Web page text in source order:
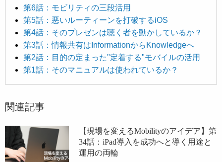
第6話：モビリティの三段活用
第5話：悪いルーティーンを打破するiOS
第4話：そのプレゼンは聴く者を動かしているか？
第3話：情報共有はInformationからKnowledgeへ
第2話：目的の定まった"定着する"モバイルの活用
第1話：そのマニュアルは使われているか？
関連記事
【現場を変えるMobilityのアイデア】第
34話：iPad導入を成功へと導く用途と
運用の両輪